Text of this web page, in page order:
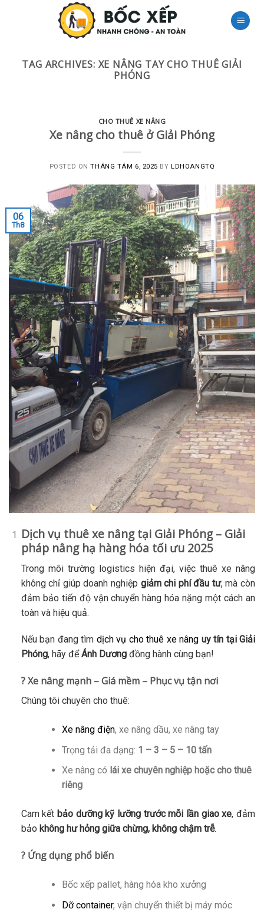
TAG ARCHIVES: XE NÂNG TAY CHO THUÊ GIẢI
PHÓNG
CHO THUÊ XE NÂNG
Xe nâng cho thuê ở Giải Phóng
POSTED ONTHÁNG TÁM 6, 2025 BYLDHOANGTQ
06
Th8
Dịch vụ thuê xe nâng tại Giải Phóng – Giải
pháp nâng hạ hàng hóa tối ưu 2025
Trong môi trường logistics hiện đại, việc thuê xe nâng
không chỉ giúp doanh nghiệp giảm chi phí đầu tư, mà còn
đảm bảo tiến độ vận chuyển hàng hóa nặng một cách an
toàn và hiệu quả.
Nếu bạn đang tìm dịch vụ cho thuê xe nâng uy tín tại Giải
Phóng, hãy đểÁnh Dươngđồng hành cùng bạn!
? Xe nâng mạnh – Giá mềm – Phục vụ tận nơi
Chúng tôi chuyên cho thuê:
Xe nâng điện, xe nâng dầu, xe nâng tay
Trọng tải đa dạng: 1 – 3 – 5 – 10 tấn
Xe nâng có lái xe chuyên nghiệp hoặc cho thuê
riêng
Cam kết bảo dưỡng kỹ lưỡng trước mỗi lần giao xe, đảm
bảo không hư hỏng giữa chừng, không chậm trễ.
? Ứng dụng phổ biến
Bốc xếp pallet, hàng hóa kho xưởng
Dỡ container, vận chuyển thiết bị máy móc